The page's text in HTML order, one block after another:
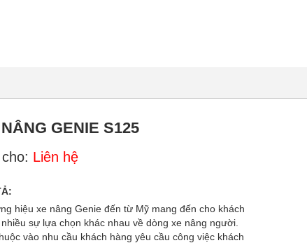
GENIE S125
Liên hệ
hiệu xe nâng Genie đến từ Mỹ mang đến cho khách
sự lựa chọn khác nhau về dòng xe nâng người.
vào nhu cầu khách hàng yêu cầu công việc khách